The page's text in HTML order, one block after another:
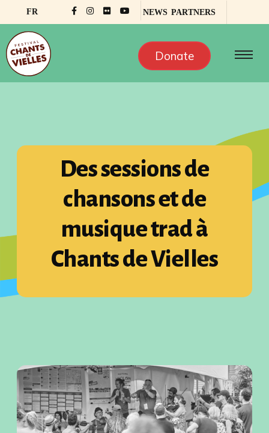
NEWS PARTNERS
FR
Donate
Des sessions de
chansons et de
musique trad à
Chants de Vielles